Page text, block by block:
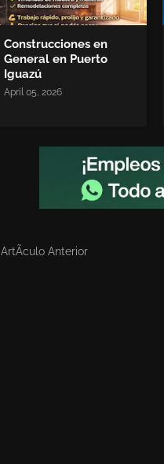
Construcciones en
General en Puerto
Iguazú
April 05, 2026
ArtÃ­culo Anterior